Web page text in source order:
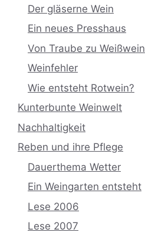
Der gläserne Wein
Ein neues Presshaus
Von Traube zu Weißwein
Weinfehler
Wie entsteht Rotwein?
Kunterbunte Weinwelt
Nachhaltigkeit
Reben und ihre Pflege
Dauerthema Wetter
Ein Weingarten entsteht
Lese 2006
Lese 2007